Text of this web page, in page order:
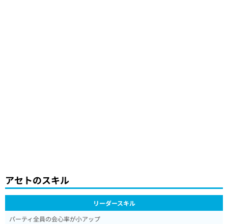
アセトのスキル
リーダースキル
パーティ全員の会心率が小アップ